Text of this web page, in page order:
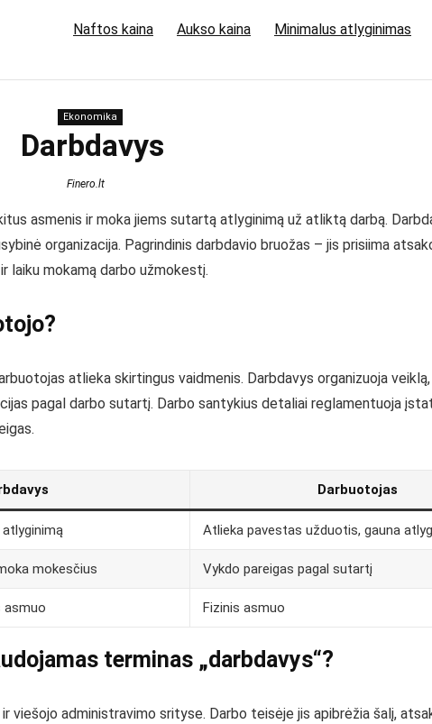
Naftos kaina Aukso kaina Minimalus atlyginimas
Ekonomika
Darbdavys
Finero.lt
asmenis ir moka jiems sutartą atlyginimą už atliktą darbą.
organizacija. Pagrindinis darbdavio bruožas – jis prisiima
laiku mokamą darbo užmokestį.
atlieka skirtingus vaidmenis. Darbdavys organizuoja
pagal darbo sutartį. Darbo santykius detaliai reglamentuoja
Darbuotojas
Atlieka pavestas užduotis, gauna
mokesčius Vykdo pareigas pagal sutartį
asmuo Fizinis asmuo
terminas „darbdavys“?
viešojo administravimo srityse. Darbo teisėje jis apibrėžia šalį,